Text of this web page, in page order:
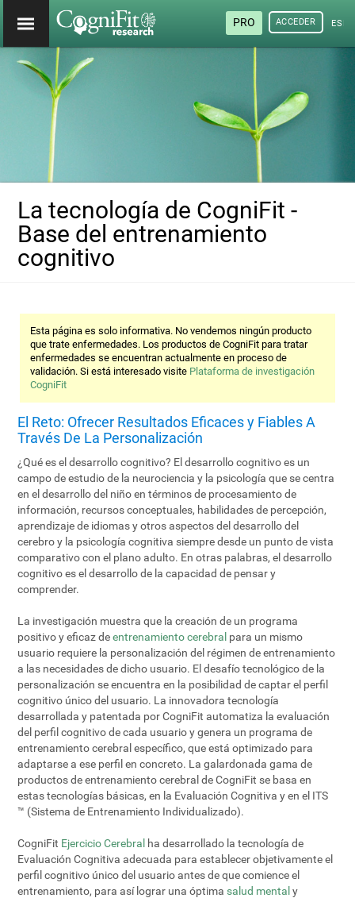
PRO ACCEDER
La tecnología de CogniFit -
Base del entrenamiento
cognitivo
Esta página es solo informativa. No vendemos ningún producto
que trate enfermedades. Los productos de CogniFit para tratar
enfermedades se encuentran actualmente en proceso de
validación. Si está interesado visite Plataforma de investigación
CogniFit
El Reto: Ofrecer Resultados Eficaces y Fiables A
Través De La Personalización
¿Qué es el desarrollo cognitivo? El desarrollo cognitivo es un
campo de estudio de la neurociencia y la psicología que se centra
en el desarrollo del niño en términos de procesamiento de
información, recursos conceptuales, habilidades de percepción,
aprendizaje de idiomas y otros aspectos del desarrollo del
cerebro y la psicología cognitiva siempre desde un punto de vista
comparativo con el plano adulto. En otras palabras, el desarrollo
cognitivo es el desarrollo de la capacidad de pensar y
comprender.
La investigación muestra que la creación de un programa
positivo y eficaz deentrenamiento cerebral para un mismo
usuario requiere la personalización del régimen de entrenamiento
a las necesidades de dicho usuario. El desafío tecnológico de la
personalización se encuentra en la posibilidad de captar el perfil
cognitivo único del usuario. La innovadora tecnología
desarrollada y patentada por CogniFit automatiza la evaluación
del perfil cognitivo de cada usuario y genera un programa de
entrenamiento cerebral específico, que está optimizado para
adaptarse a ese perfil en concreto. La galardonada gama de
productos de entrenamiento cerebral de CogniFit se basa en
estas tecnologías básicas, en la Evaluación Cognitiva y en el ITS
™ (Sistema de Entrenamiento Individualizado).
CogniFit Ejercicio Cerebral ha desarrollado la tecnología de
Evaluación Cognitiva adecuada para establecer objetivamente el
perfil cognitivo único del usuario antes de que comience el
entrenamiento, para así lograr una óptima salud mental y